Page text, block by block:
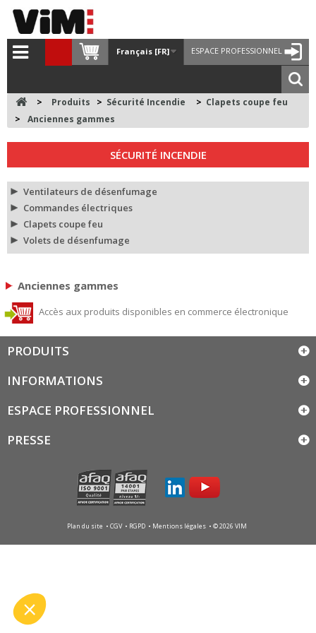
ESPACE PROFESSIONNEL
Français [FR]
> Produits > Sécurité Incendie > Clapets coupe feu
>
Anciennes gammes
SÉCURITÉ INCENDIE
Ventilateurs de désenfumage
Commandes électriques
Clapets coupe feu
Volets de désenfumage
Anciennes gammes
Accès aux produits disponibles en commerce électronique
PRODUITS
INFORMATIONS
ESPACE PROFESSIONNEL
PRESSE
Plan du site CGV RGPD Mentions légales © 2026 VIM